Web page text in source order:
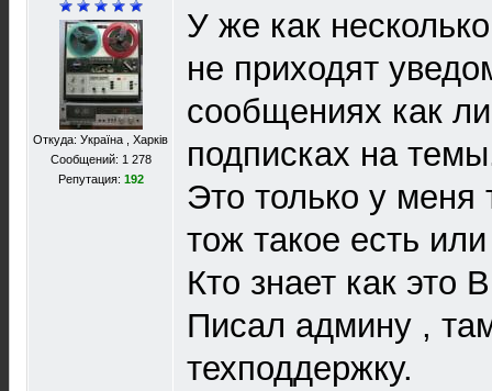
Откуда: Україна , Харків
Сообщений: 1 278
Репутация: 192
У же как
не приходят
сообщениях как
подписках на
Это только у меня
тож такое есть
Кто знает как
Писал админу ,
техподдержку.